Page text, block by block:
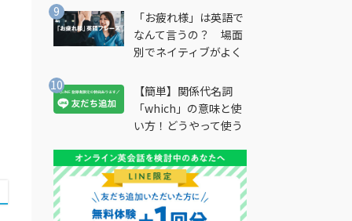
法とは？
「お疲れ様」は英語で
なんて言うの？ 場面
別でネイティブがよく
説
【簡単】関係代名詞
「which」の意味と使
い方！どうやって使う